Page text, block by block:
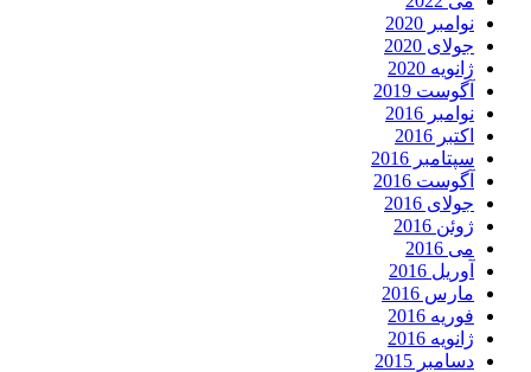
نوامبر 2020
جولای 2020
ژانویه 2020
آگوست 2019
نوامبر 2016
اکتبر 2016
سپتامبر 2016
آگوست 2016
جولای 2016
ژوئن 2016
می 2016
آوریل 2016
مارس 2016
فوریه 2016
ژانویه 2016
دسامبر 2015